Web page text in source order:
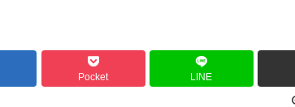
Pocket LINE